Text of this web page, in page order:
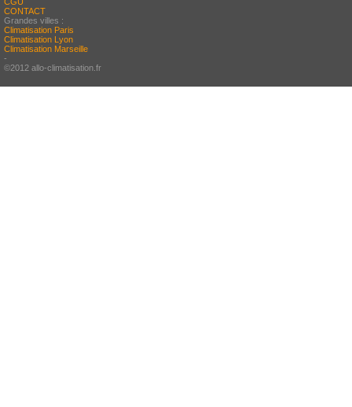
CONTACT
Grandes villes :
Climatisation Paris
Climatisation Lyon
Climatisation Marseille
-
©2012 allo-climatisation.fr